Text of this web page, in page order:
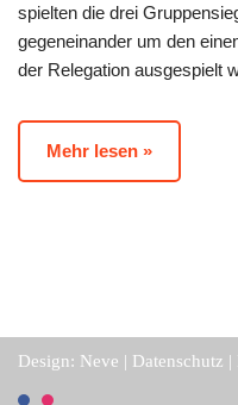
spielten die drei
gegeneinander um den
der Relegation ausgespielt
Mehr lesen »
Design: Neve | Datenschutz |